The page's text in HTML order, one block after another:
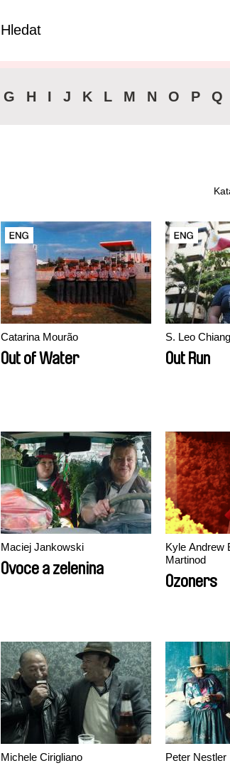
G H I J K L M N O P Q
Catarina Mourão
Out of Water
S. Leo
Out Run
Maciej Jankowski
Ovoce a zelenina
Kyle Andrew
Martinod
Ozoners
Michele Cirigliano Peter Nestler